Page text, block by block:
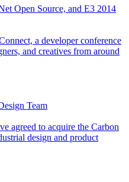
Open Source, and E3 2014
a developer conference
and creatives from around
Team
agreed to acquire the Carbon
design and product